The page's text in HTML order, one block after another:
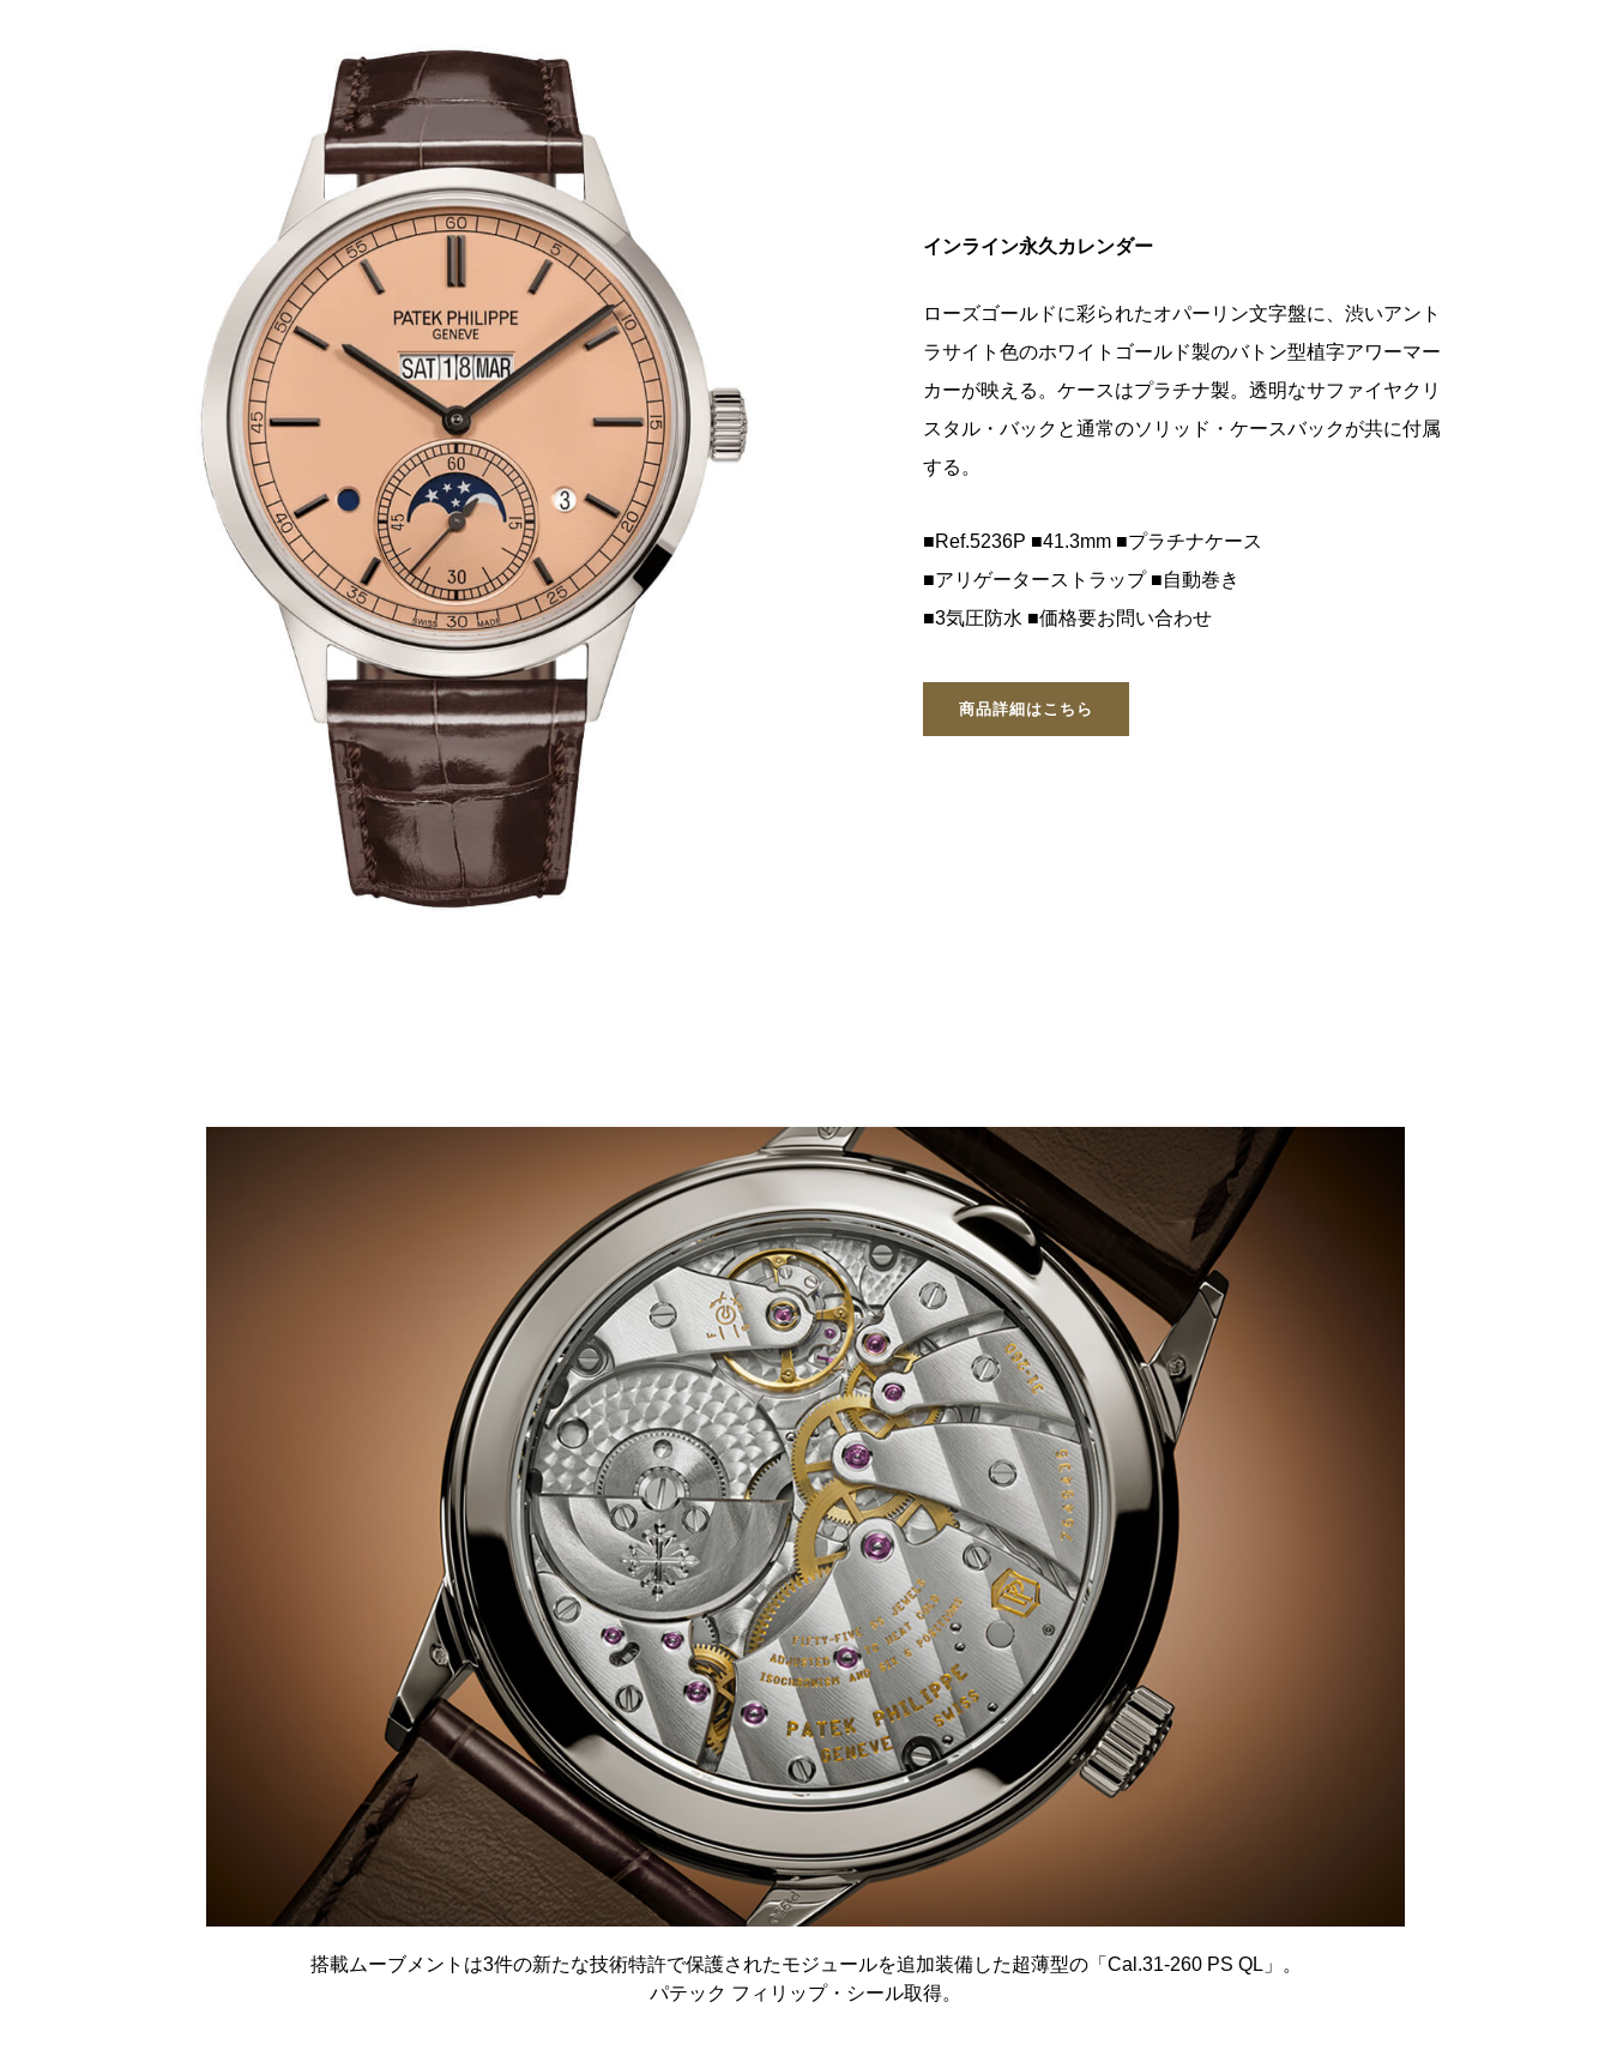
インライン永久カレンダー
ローズゴールドに彩られたオパーリン文字盤に、渋いアント
ラサイト色のホワイトゴールド製のバトン型植字アワーマー
カーが映える。ケースはプラチナ製。透明なサファイヤクリ
スタル・バックと通常のソリッド・ケースバックが共に付属
する。
■Ref.5236P ■41.3mm ■プラチナケース
■アリゲーターストラップ ■自動巻き
■3気圧防水 ■価格要お問い合わせ
商品詳細はこちら
搭載ムーブメントは3件の新たな技術特許で保護されたモジュールを追加装備した超薄型の「Cal.31-260 PS QL」。
パテック フィリップ・シール取得。